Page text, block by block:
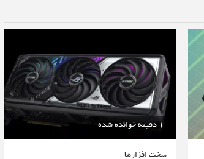
1 دقیقه خوانده شده
سخت افزارها